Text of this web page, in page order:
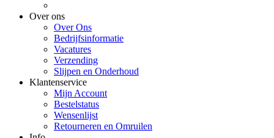
Over ons
Over Ons
Bedrijfsinformatie
Vacatures
Verzending
Slijpen en Onderhoud
Klantenservice
Mijn Account
Bestelstatus
Wensenlijst
Retourneren en Omruilen